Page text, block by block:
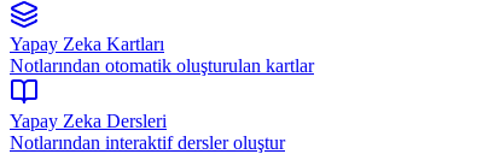
Yapay Zeka Kartları
Notlarından otomatik oluşturulan kartlar
Yapay Zeka Dersleri
Notlarından interaktif dersler oluştur